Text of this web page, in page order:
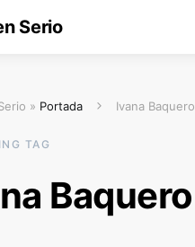
Serio
» Portada Ivana Baquero
TAG
Baquero